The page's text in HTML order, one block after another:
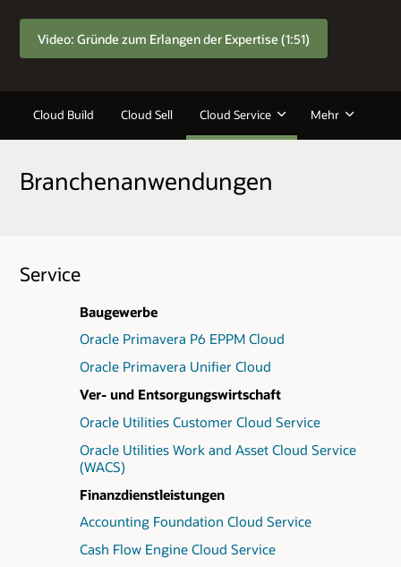
Video: Gründe zum Erlangen der Expertise (1:51)
Cloud Build Cloud Sell Cloud Service Mehr
Branchenanwendungen
Service
Baugewerbe
Oracle Primavera P6 EPPM Cloud
Oracle Primavera Unifier Cloud
Ver- und Entsorgungswirtschaft
Oracle Utilities Customer Cloud Service
Oracle Utilities Work and Asset Cloud Service
(WACS)
Finanzdienstleistungen
Accounting Foundation Cloud Service
Cash Flow Engine Cloud Service